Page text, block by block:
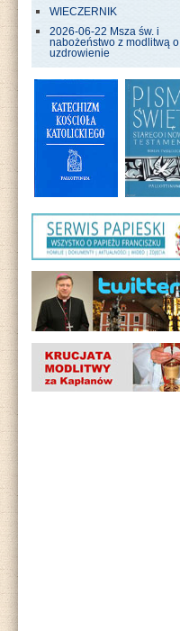
WIECZERNIK
2026-06-22 Msza św. i
nabożeństwo z modlitwą o
uzdrowienie